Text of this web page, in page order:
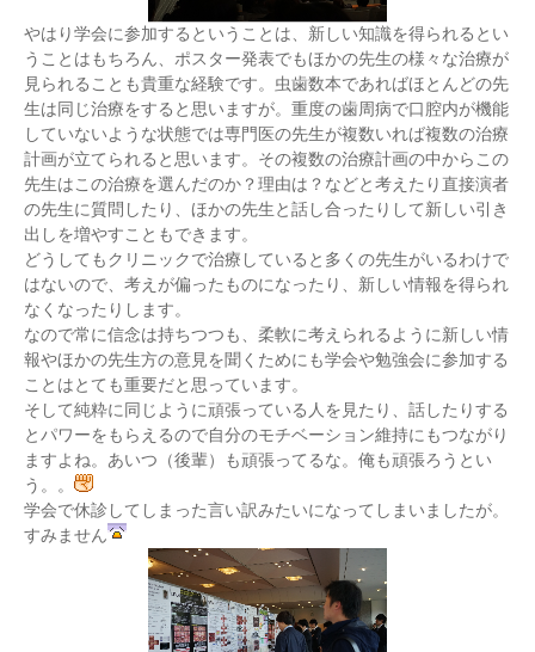
やはり学会に参加するということは、新しい知識を得られるとい
うことはもちろん、ポスター発表でもほかの先生の様々な治療が
見られることも貴重な経験です。虫歯数本であればほとんどの先
生は同じ治療をすると思いますが。重度の歯周病で口腔内が機能
していないような状態では専門医の先生が複数いれば複数の治療
計画が立てられると思います。その複数の治療計画の中からこの
先生はこの治療を選んだのか？理由は？などと考えたり直接演者
の先生に質問したり、ほかの先生と話し合ったりして新しい引き
出しを増やすこともできます。
どうしてもクリニックで治療していると多くの先生がいるわけで
はないので、考えが偏ったものになったり、新しい情報を得られ
なくなったりします。
なので常に信念は持ちつつも、柔軟に考えられるように新しい情
報やほかの先生方の意見を聞くためにも学会や勉強会に参加する
ことはとても重要だと思っています。
そして純粋に同じように頑張っている人を見たり、話したりする
とパワーをもらえるので自分のモチベーション維持にもつながり
ますよね。あいつ（後輩）も頑張ってるな。俺も頑張ろうとい
う。。
学会で休診してしまった言い訳みたいになってしまいましたが。
すみません